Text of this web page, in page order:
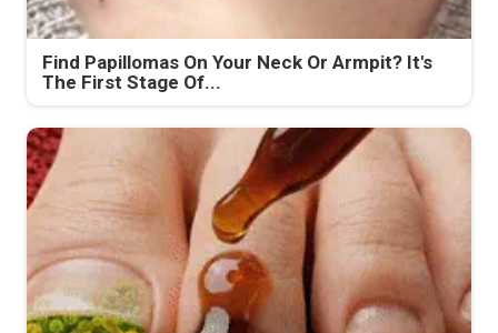
Find Papillomas On Your Neck Or Armpit? It's
The First Stage Of...